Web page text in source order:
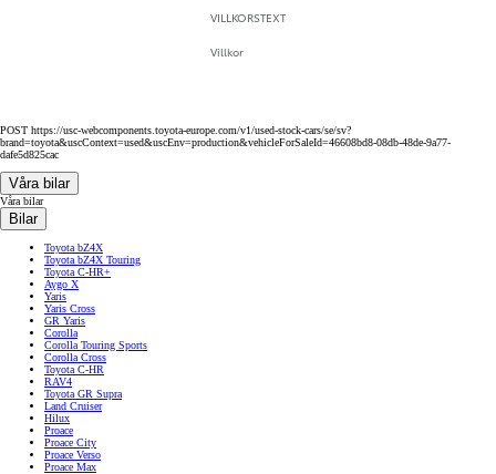
VILLKORSTEXT
Villkor
POST https://usc-webcomponents.toyota-europe.com/v1/used-stock-cars/se/sv?
brand=toyota&uscContext=used&uscEnv=production&vehicleForSaleId=46608bd8-08db-48de-9a77-
dafe5d825cac
Våra bilar
Våra bilar
Bilar
Toyota bZ4X
Toyota bZ4X Touring
Toyota C-HR+
Aygo X
Yaris
Yaris Cross
GR Yaris
Corolla
Corolla Touring Sports
Corolla Cross
Toyota C-HR
RAV4
Toyota GR Supra
Land Cruiser
Hilux
Proace
Proace City
Proace Verso
Proace Max